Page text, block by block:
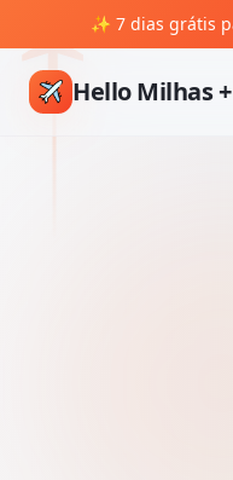
✨ 7 dias grátis
Hello Milhas +